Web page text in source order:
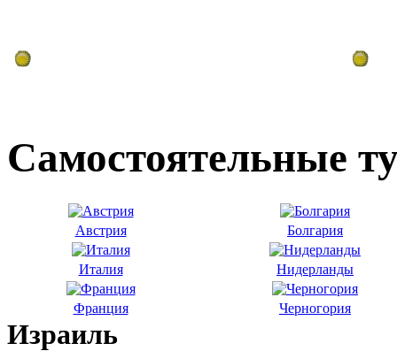
Самостоятельные
Австрия Болгария
Италия Нидерланды
Франция Черногория
Израиль